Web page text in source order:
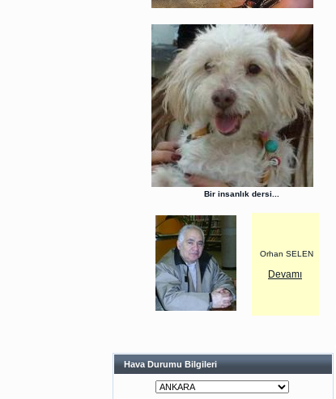
Bir insanlık dersi...
Orhan SELEN
Devamı
Hava Durumu Bilgileri